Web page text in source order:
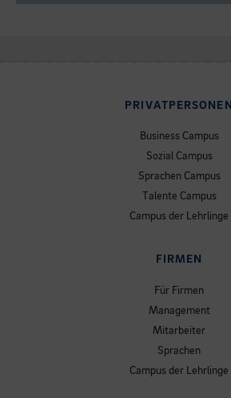
PRIVATPERSONEN
Business Campus
Sozial Campus
Sprachen Campus
Talente Campus
Campus der Lehrlinge
FIRMEN
Für Firmen
Management
Mitarbeiter
Sprachen
Campus der Lehrlinge